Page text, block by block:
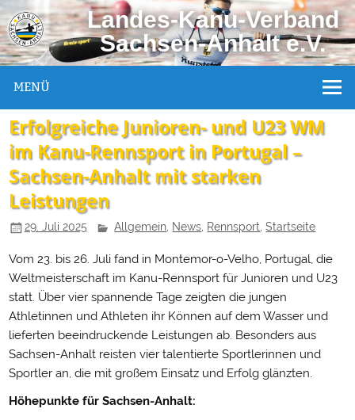
Landes-Kanu-Verband
Sachsen-Anhalt e.V.
MENÜ
Erfolgreiche Junioren- und U23 WM
im Kanu-Rennsport in Portugal –
Sachsen-Anhalt mit starken
Leistungen
29. Juli 2025 Allgemein News Rennsport ,Startseite
Vom 23. bis 26. Juli fand in Montemor-o-Velho, Portugal, die
Weltmeisterschaft im Kanu-Rennsport für Junioren und U23
statt. Über vier spannende Tage zeigten die jungen
Athletinnen und Athleten ihr Können auf dem Wasser und
lieferten beeindruckende Leistungen ab. Besonders aus
Sachsen-Anhalt reisten vier talentierte Sportlerinnen und
Sportler an, die mit großem Einsatz und Erfolg glänzten.
Höhepunkte für Sachsen-Anhalt: